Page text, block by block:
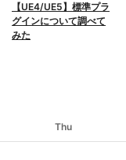
【UE4/UE5】標準プラ
グインについて調べて
みた
Thu